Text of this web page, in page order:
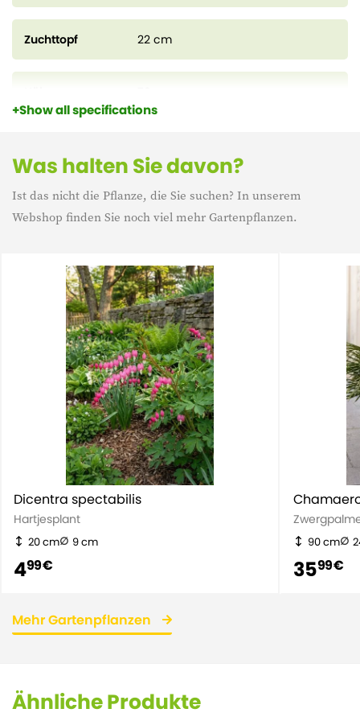
Zuchttopf 22 cm
Show all specifications
Was halten Sie davon?
Ist das nicht die Pflanze, die Sie suchen? In unserem
Webshop finden Sie noch viel mehr Gartenpflanzen.
Dicentra spectabilis
Hartjesplant
20 cm 9 cm
499 €
90 cm
3599 €
Mehr Gartenpflanzen
Ähnliche Produkte